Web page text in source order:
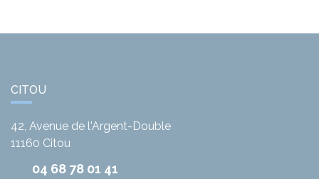
CITOU
42, Avenue de l'Argent-Double
11160 Citou
04 68 78 01 41